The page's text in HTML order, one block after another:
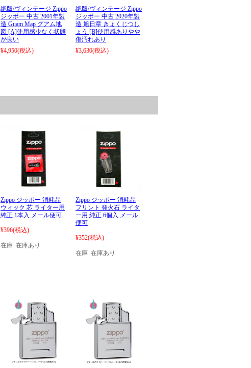
絶版/ヴィンテージ Zippo
ジッポー 中古 2001年製
造 Guam Map グアム地
図 [A]使用感少なく状態
が良い
¥4,950(税込)
絶版/ヴィンテージ Zippo
ジッポー 中古 2020年製
造 旭日章 きょくじつし
ょう [B]使用感ありやや
傷汚れあり
¥3,630(税込)
Zippo ジッポー 消耗品
ウィック 芯 ライター用
純正 1本入 メール便可
¥396(税込)
在庫 在庫あり
Zippo ジッポー 消耗品
フリント 発火石 ライタ
ー用 純正 6個入 メール
便可
¥352(税込)
在庫 在庫あり